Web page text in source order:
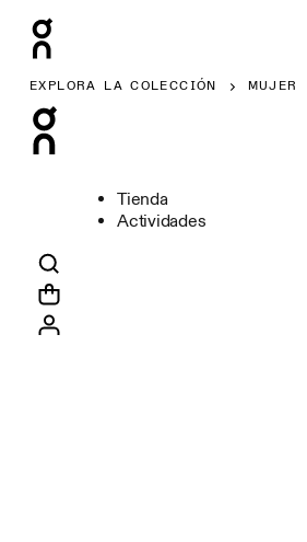
EXPLORA LA COLECCIÓN MUJER
Tienda
Actividades